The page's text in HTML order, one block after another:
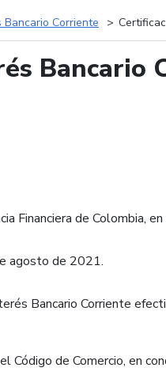
Bancario Corriente
Bancario
Financiera de
agosto de 2021.
Bancario Corriente
Código de Comercio, en